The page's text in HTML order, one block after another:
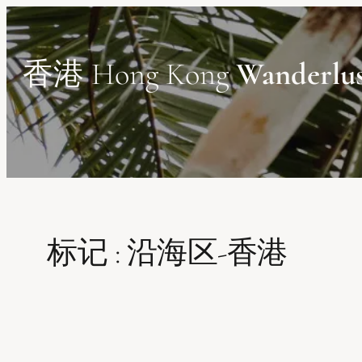
Skip
to
content
香港 Hong Kong
标记 :沿海区-香港